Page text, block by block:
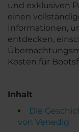
und exklusiven
einen
Informationen,
entdecken,
Kosten für
Inhalt
Die
von Venedig